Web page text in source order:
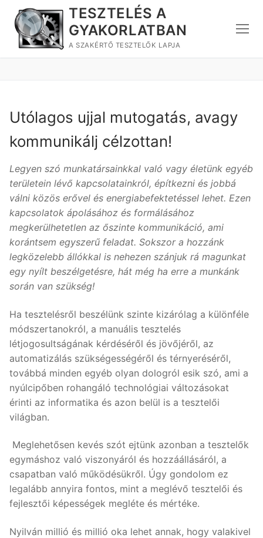
Ugrás
tartalomra
TESZTELÉS A
GYAKORLATBAN
A SZAKÉRTŐ TESZTELŐK LAPJA
Utólagos ujjal mutogatás, avagy
kommunikálj célzottan!
Legyen szó munkatársainkkal való vagy életünk egyéb
területein lévő kapcsolatainkról, építkezni és jobbá
válni közös erővel és energiabefektetéssel lehet. Ezen
kapcsolatok ápolásához és formálásához
megkerülhetetlen az őszinte kommunikáció, ami
korántsem egyszerű feladat. Sokszor a hozzánk
legközelebb állókkal is nehezen szánjuk rá magunkat
egy nyílt beszélgetésre, hát még ha erre a munkánk
során van szükség!
Ha tesztelésről beszélünk szinte kizárólag a különféle
módszertanokról, a manuális tesztelés
létjogosultságának kérdéséről és jövőjéről, az
automatizálás szükségességéről és térnyeréséről,
továbbá minden egyéb olyan dologról esik szó, ami a
nyúlcipőben rohangáló technológiai változásokat
érinti az informatika és azon belül is a tesztelői
világban.
Meglehetősen kevés szót ejtünk azonban a tesztelők
egymáshoz való viszonyáról és hozzáállásáról, a
csapatban való működésükről. Úgy gondolom ez
legalább annyira fontos, mint a meglévő tesztelői és
fejlesztői képességek megléte és mértéke.
Nyilván millió és millió oka lehet annak, hogy valakivel